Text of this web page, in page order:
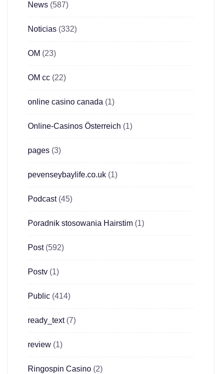
News (587)
Noticias (332)
OM (23)
OM cc (22)
online casino canada (1)
Online-Casinos Österreich (1)
pages (3)
pevenseybaylife.co.uk (1)
Podcast(45)
Poradnik stosowania Hairstim (1)
Post(592)
Postv (1)
Public (414)
ready_text(7)
review (1)
Ringospin Casino (2)